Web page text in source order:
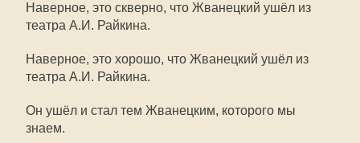
Наверное, это скверно, что Жванецкий ушёл из
театра А.И. Райкина.
Наверное, это хорошо, что Жванецкий ушёл из
театра А.И. Райкина.
Он ушёл и стал тем Жванецким, которого мы
знаем.